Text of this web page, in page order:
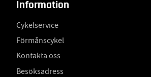
Information
Cykelservice
Förmånscykel
Kontakta oss
Besöksadress